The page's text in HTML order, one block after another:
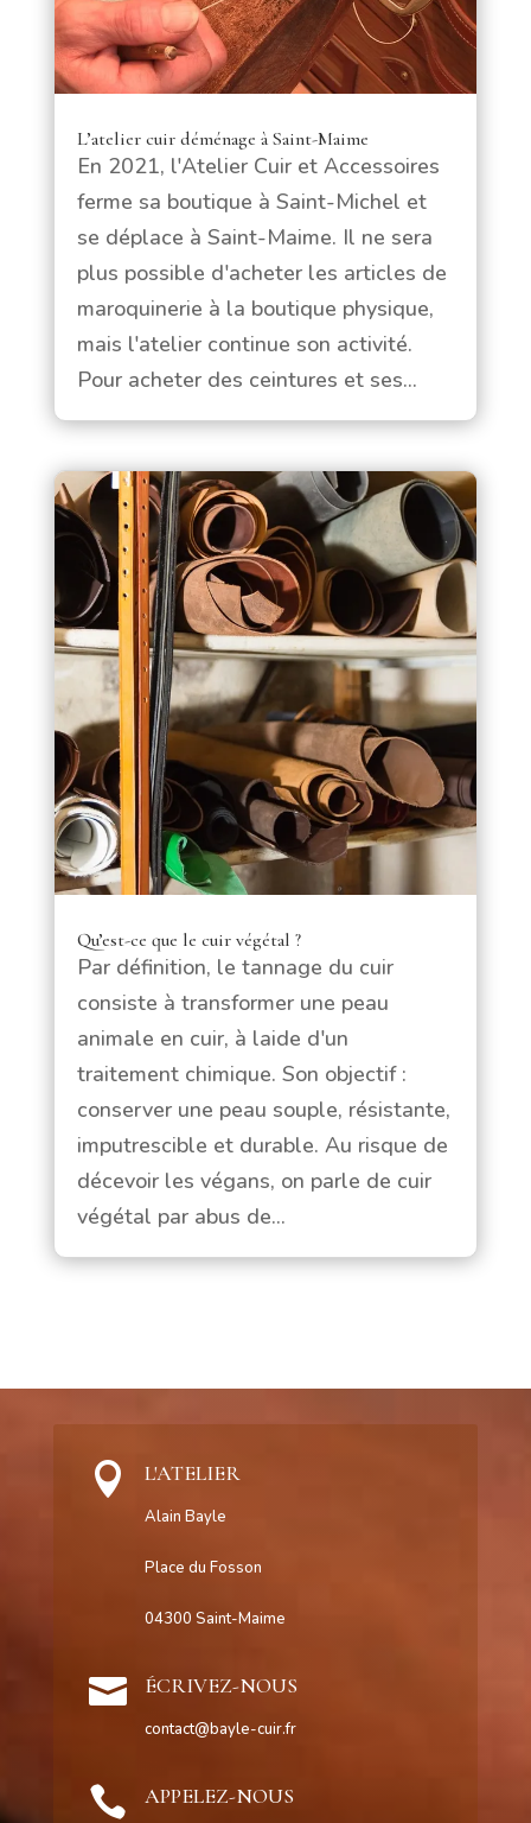
L’atelier cuir déménage à Saint-Maime
En 2021, l'Atelier Cuir et Accessoires
ferme sa boutique à Saint-Michel et
se déplace à Saint-Maime. Il ne sera
plus possible d'acheter les articles de
maroquinerie à la boutique physique,
mais l'atelier continue son activité.
Pour acheter des ceintures et ses...
Qu’est-ce que le cuir végétal ?
Par définition, le tannage du cuir
consiste à transformer une peau
animale en cuir, à laide d'un
traitement chimique. Son objectif :
conserver une peau souple, résistante,
imputrescible et durable. Au risque de
décevoir les végans, on parle de cuir
végétal par abus de...
 L'ATELIER
Alain Bayle
Place du Fosson
04300 Saint-Maime
 ÉCRIVEZ-NOUS
contact@bayle-cuir.fr
 APPELEZ-NOUS